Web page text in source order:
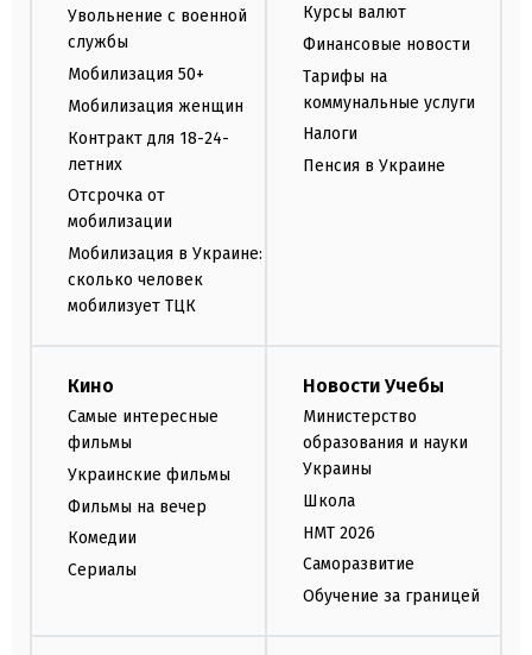
Увольнение с военной
службы
Мобилизация 50+
Мобилизация женщин
Контракт для 18-24-
летних
Отсрочка от
мобилизации
Мобилизация в Украине:
сколько человек
мобилизует ТЦК
Курсы валют
Финансовые новости
Тарифы на
коммунальные услуги
Налоги
Пенсия в Украине
Кино
Самые интересные
фильмы
Украинские фильмы
Фильмы на вечер
Комедии
Сериалы
Новости Учебы
Министерство
образования и науки
Украины
Школа
НМТ 2026
Саморазвитие
Обучение за границей